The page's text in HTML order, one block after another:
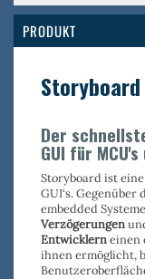
PRODUKT
Storyboard
Der
GUI für MCU's
Storyboard ist
GUI‘s.
embedded Systeme
Verzögerungen
Entwicklerneinen
ihnen ermöglicht,